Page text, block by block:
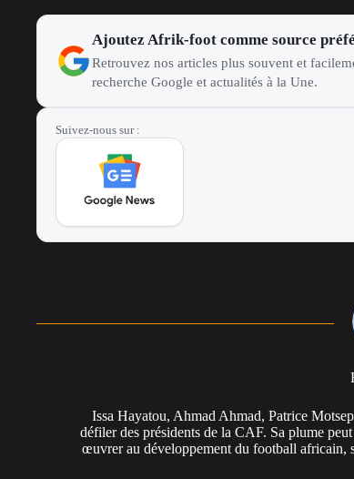
Ajoutez Afrik-foot comme source
Retrouvez nos articles plus souvent et
recherche Google et actualités à la Une.
Suivez-nous sur :
Issa Hayatou, Ahmad Ahmad, Patrice
défiler des présidents de la CAF. Sa plume
œuvrer au développement du football africain,